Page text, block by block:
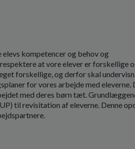
elevs kompetencer og behov og
at vore elever er forskellige
forskellige, og derfor skal
for vores arbejde med eleverne.
med deres børn tæt.
til revisitation af eleverne. Denne